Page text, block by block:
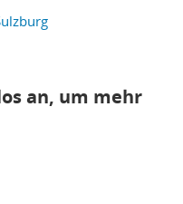
an, um mehr